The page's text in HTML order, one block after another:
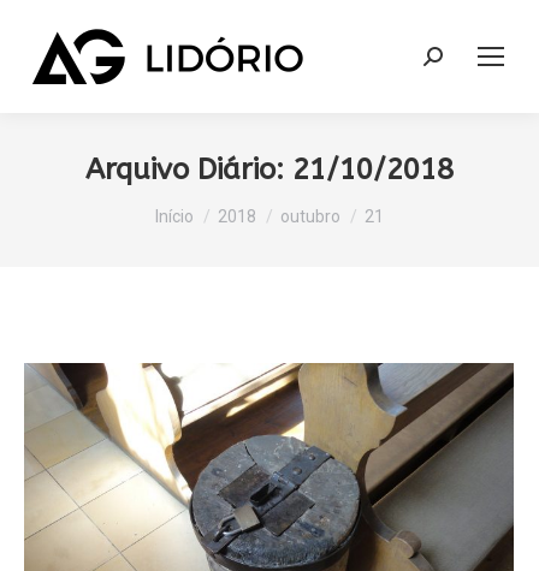
Search:
Arquivo Diário: 21/10/2018
Você está aqui:
Início 2018 outubro 21